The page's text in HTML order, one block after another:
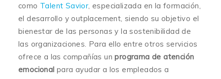
como Talent Savior , especializada en la formación,
el desarrollo y outplacement, siendo su objetivo el
bienestar de las personas y la sostenibilidad de
las organizaciones. Para ello entre otros servicios
ofrece a las compañías unprograma de atención
emocional para ayudar a los empleados a